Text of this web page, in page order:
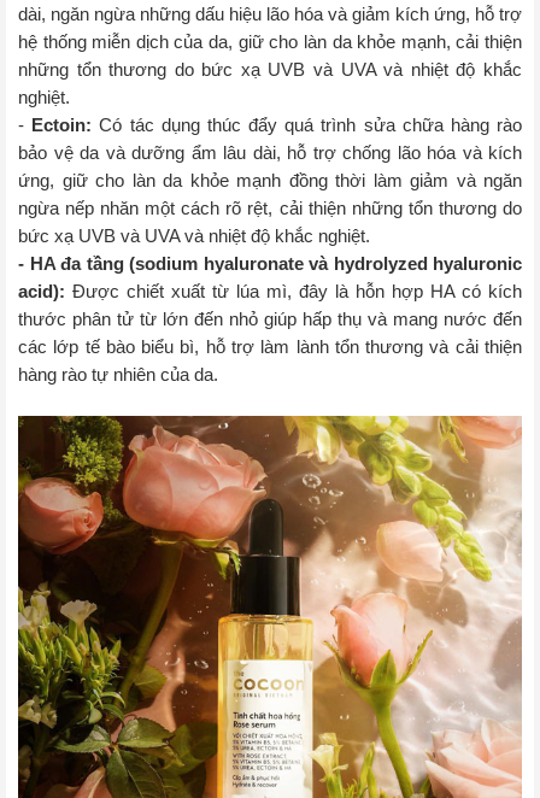
dài, ngăn ngừa những dấu hiệu lão hóa và giảm kích ứng, hỗ trợ
hệ thống miễn dịch của da, giữ cho làn da khỏe mạnh, cải thiện
những tổn thương do bức xạ UVB và UVA và nhiệt độ khắc
nghiệt.
- Ectoin:Có tác dụng thúc đẩy quá trình sửa chữa hàng rào
bảo vệ da và dưỡng ẩm lâu dài, hỗ trợ chống lão hóa và kích
ứng, giữ cho làn da khỏe mạnh đồng thời làm giảm và ngăn
ngừa nếp nhăn một cách rõ rệt, cải thiện những tổn thương do
bức xạ UVB và UVA và nhiệt độ khắc nghiệt.
- HA đa tầng (sodium hyaluronate và hydrolyzed hyaluronic
acid): Được chiết xuất từ lúa mì, đây là hỗn hợp HA có kích
thước phân tử từ lớn đến nhỏ giúp hấp thụ và mang nước đến
các lớp tế bào biểu bì, hỗ trợ làm lành tổn thương và cải thiện
hàng rào tự nhiên của da.